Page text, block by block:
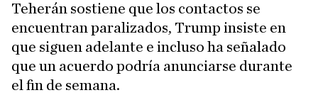
Teherán sostiene que los contactos se
encuentran paralizados, Trump insiste en
que siguen adelante e incluso ha señalado
que un acuerdo podría anunciarse durante
el fin de semana.